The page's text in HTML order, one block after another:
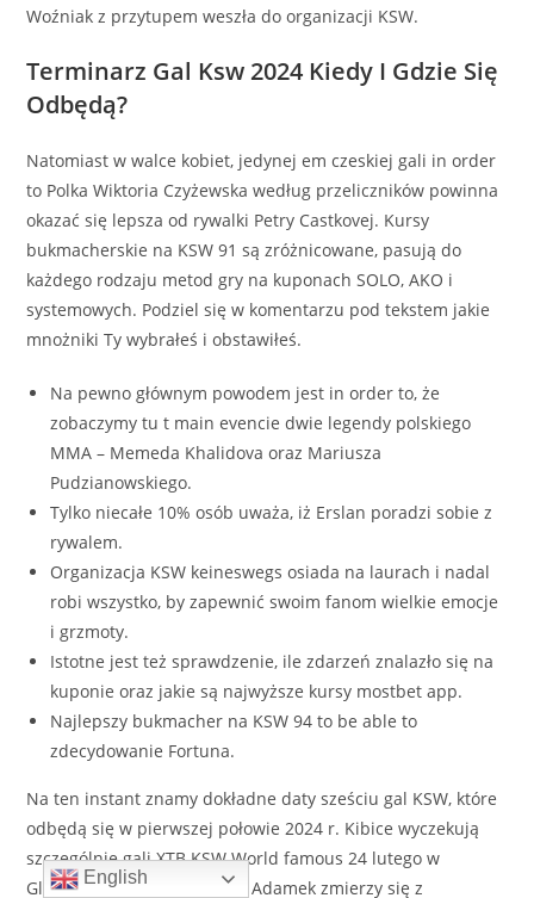
Woźniak z przytupem weszła do organizacji KSW.
Terminarz Gal Ksw 2024 Kiedy I Gdzie Się
Odbędą?
Natomiast w walce kobiet, jedynej em czeskiej gali in order
to Polka Wiktoria Czyżewska według przeliczników powinna
okazać się lepsza od rywalki Petry Castkovej. Kursy
bukmacherskie na KSW 91 są zróżnicowane, pasują do
każdego rodzaju metod gry na kuponach SOLO, AKO i
systemowych. Podziel się w komentarzu pod tekstem jakie
mnożniki Ty wybrałeś i obstawiłeś.
Na pewno głównym powodem jest in order to, że
zobaczymy tu t main evencie dwie legendy polskiego
MMA – Memeda Khalidova oraz Mariusza
Pudzianowskiego.
Tylko niecałe 10% osób uważa, iż Erslan poradzi sobie z
rywalem.
Organizacja KSW keineswegs osiada na laurach i nadal
robi wszystko, by zapewnić swoim fanom wielkie emocje
i grzmoty.
Istotne jest też sprawdzenie, ile zdarzeń znalazło się na
kuponie oraz jakie są najwyższe kursy mostbet app.
Najlepszy bukmacher na KSW 94 to be able to
zdecydowanie Fortuna.
Na ten instant znamy dokładne daty sześciu gal KSW, które
odbędą się w pierwszej połowie 2024 r. Kibice wyczekują
szczególnie gali XTB KSW World famous 24 lutego w
Gliwicach, na której Tomasz Adamek zmierzy się z
English